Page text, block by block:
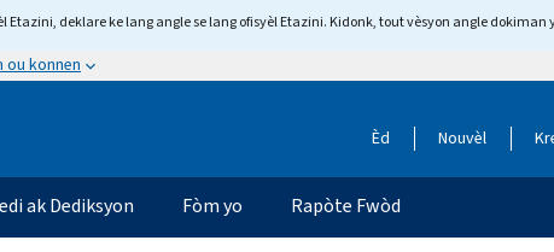
deklare ke lang angle se lang ofisyèl Etazini. Kidonk, tout vèsyon angle dokiman
ou konnen
Èd Nouvèl
ak Dediksyon Fòm yo Rapòte Fwòd